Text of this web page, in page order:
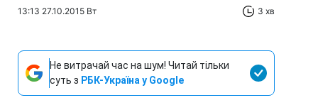
13:13 27.10.2015 Вт 3 хв
Не витрачай час на шум! Читай тільки
суть з РБК-Україна у Google